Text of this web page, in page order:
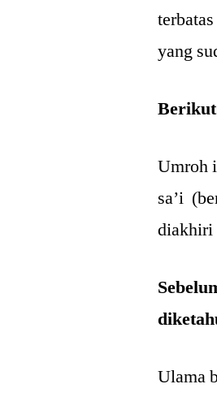
yang
Umroh
sa’i
diakhiri
Ulama